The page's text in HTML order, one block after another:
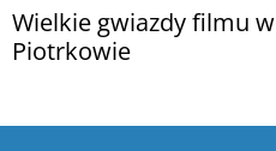
Wielkie gwiazdy filmu w
Piotrkowie